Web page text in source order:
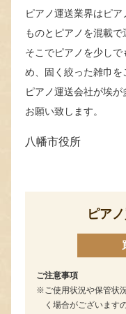
ピアノ運送業界はピ
ものとピアノを混載で
そこでピアノを少し
め、固く絞った雑巾を
ピアノ運送会社が埃が
お願い致します。
八幡市役所
ピア
ご注意事項
ご使用状況や保管状
く場合がございます